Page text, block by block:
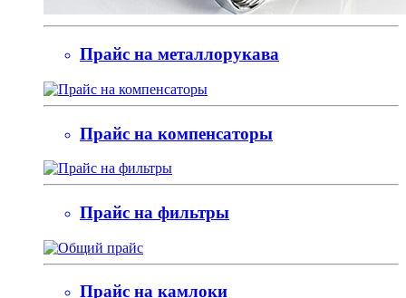
Прайс на металлорукава
Прайс на компенсаторы
Прайс на фильтры
Прайс на камлоки